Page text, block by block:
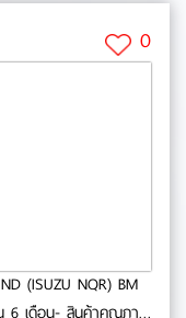
0
(ISUZU NQR) BM